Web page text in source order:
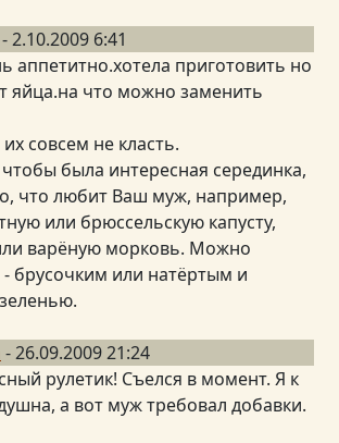
- 2.10.2009 6:41
аппетитно.хотела приготовить но
яйца.на что можно заменить
совсем не класть.
была интересная серединка,
что любит Ваш муж, например,
или брюссельскую капусту,
варёную морковь. Можно
брусочким или натёртым и
- 26.09.2009 21:24
рулетик! Съелся в момент. Я к
а вот муж требовал добавки.